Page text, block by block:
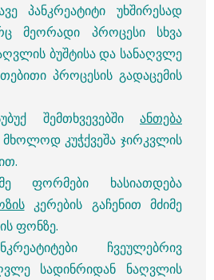
პანკრეატიტი უხშირესად
მეორადი პროცესი სხვა
ბუშტისა და სანაღვლე
პროცესის გადაცემის
შემთხვევებში ანთება
კუჭქვეშა ჯირკვლის
ფორმები ხასიათდება
კერების გაჩენით მძიმე
ფონზე.
ჩვეულებრივ
სადინრიდან ნაღვლის